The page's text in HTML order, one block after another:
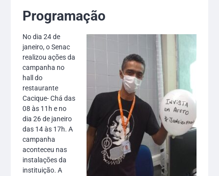
Programação
No dia 24 de
janeiro, o Senac
realizou ações da
campanha no
hall do
restaurante
Cacique- Chá das
08 às 11h e no
dia 26 de janeiro
das 14 às 17h. A
campanha
aconteceu nas
instalações da
instituição. A